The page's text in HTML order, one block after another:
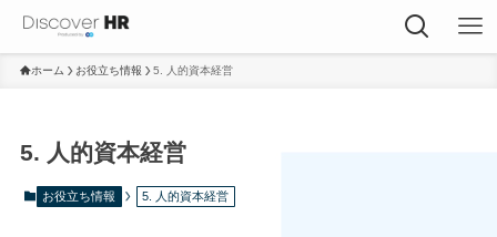
ホーム お役立ち情報 5. 人的資本経営
5. 人的資本経営
お役立ち情報 5. 人的資本経営